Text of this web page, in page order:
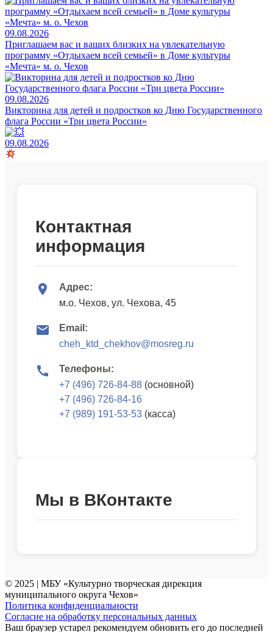
09.08.2026
Приглашаем вас и ваших близких на увлекательную
программу «Отдыхаем всей семьей» в Доме культуры
«Мечта» м. о. Чехов
09.08.2026
Викторина для детей и подростков ко Дню Государственного
флага России «Три цвета России»
09.08.2026
Контактная
информация
Адрес:
м.о. Чехов, ул. Чехова, 45
Email:
cheh_ktd_chekhov@mosreg.ru
Телефоны:
+7 (496) 726-84-88 (основной)
+7 (496) 726-84-16
+7 (989) 191-53-53 (касса)
Мы в ВКонтакте
© 2025 | МБУ «Культурно творческая дирекция
муниципального округа Чехов»
Политика конфиденциальности
Согласие на обработку персональных данных
Ваш браузер устарел рекомендуем обновить его до последней